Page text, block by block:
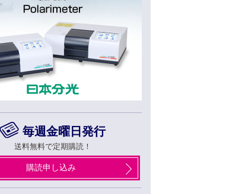
毎週金曜日発行
送料無料で定期購読！
購読申し込み